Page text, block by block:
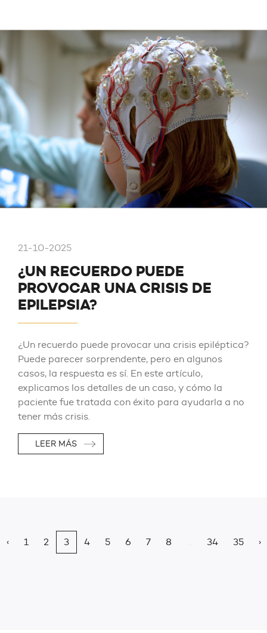
21-10-2025
¿UN RECUERDO PUEDE
PROVOCAR UNA CRISIS DE
EPILEPSIA?
¿Un recuerdo puede provocar una crisis epiléptica?
Puede parecer sorprendente, pero en algunos
casos, la respuesta es sí. En este artículo,
explicamos los detalles de un caso, y cómo la
paciente fue tratada con éxito para ayudarla a no
tener más crisis.
LEER MÁS
‹ 1 2 3 4 5 6 7 8 34 35 ›